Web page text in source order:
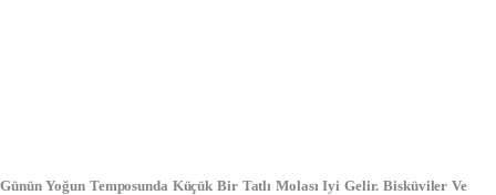
Günün Yoğun Temposunda Küçük Bir Tatlı Molası Iyi Gelir. Bisküviler Ve